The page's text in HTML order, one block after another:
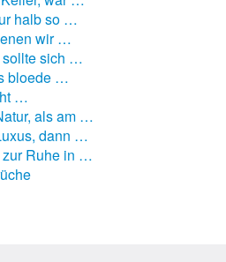
halb so …
wir …
sollte sich …
bloede …
…
als am …
dann …
zur Ruhe in …